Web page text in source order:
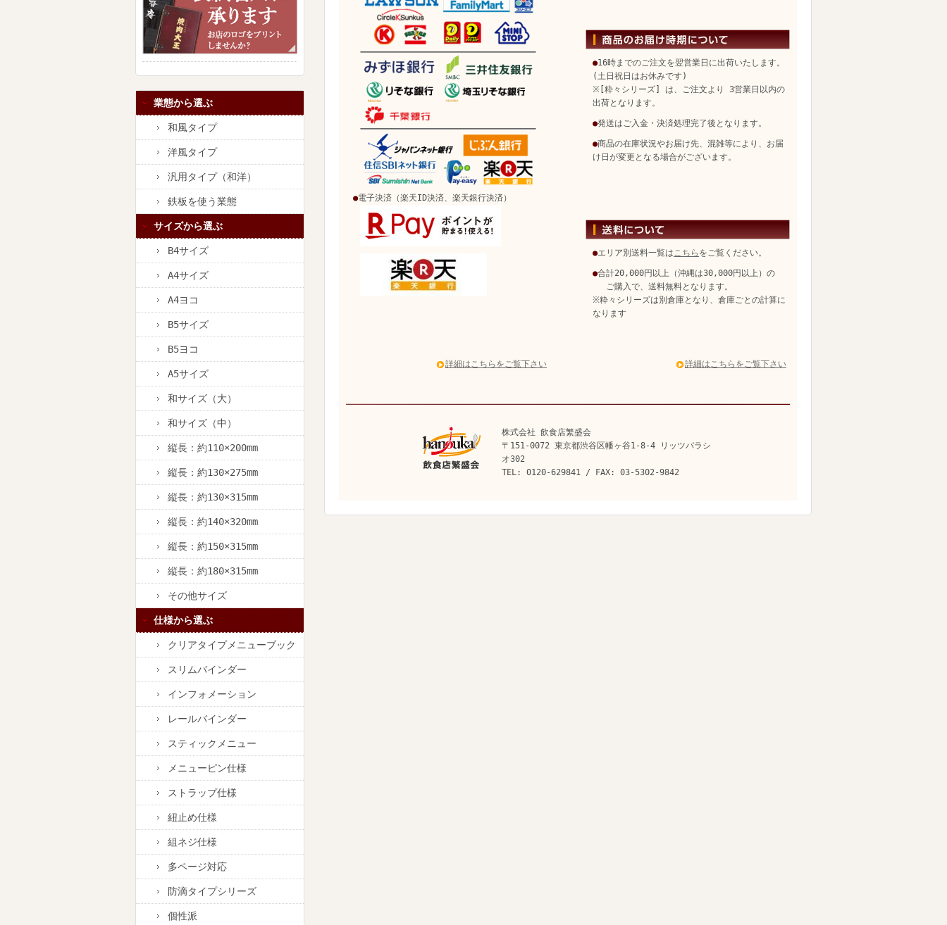
業態から選ぶ
和風タイプ
洋風タイプ
汎用タイプ（和洋）
鉄板を使う業態
サイズから選ぶ
B4サイズ
A4サイズ
A4ヨコ
B5サイズ
B5ヨコ
A5サイズ
和サイズ（大）
和サイズ（中）
縦長：約110×200mm
縦長：約130×275mm
縦長：約130×315mm
縦長：約140×320mm
縦長：約150×315mm
縦長：約180×315mm
その他サイズ
仕様から選ぶ
クリアタイプメニューブック
スリムバインダー
インフォメーション
レールバインダー
スティックメニュー
メニューピン仕様
ストラップ仕様
紐止め仕様
組ネジ仕様
多ページ対応
防滴タイプシリーズ
個性派
●電子決済（楽天ID決済、楽天銀行決済）
詳細はこちらをご覧下さい
●16時までのご注文を翌営業日に出荷いたします。
(土日祝日はお休みです)
※[粋々シリーズ] は、ご注文より 3営業日以内の
出荷となります。
●発送はご入金・決済処理完了後となります。
●商品の在庫状況やお届け先、混雑等により、お届
け日が変更となる場合がございます。
●エリア別送料一覧はこちら をご覧ください。
●合計20,000円以上（沖縄は30,000円以上）の
ご購入で、送料無料となります。
※粋々シリーズは別倉庫となり、倉庫ごとの計算に
なります
詳細はこちらをご覧下さい
株式会社 飲食店繁盛会
〒151-0072 東京都渋谷区幡ヶ谷1-8-4 リッツパラシ
オ302
TEL: 0120-629841 / FAX: 03-5302-9842